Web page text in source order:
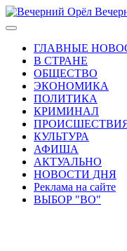
ГЛАВНЫЕ
В СТРАНЕ
ОБЩЕСТВО
ЭКОНОМИКА
ПОЛИТИКА
КРИМИНАЛ
КУЛЬТУРА
АФИША
АКТУАЛЬНО
НОВОСТИ ДНЯ
Реклама на сайте
ВЫБОР "ВО"